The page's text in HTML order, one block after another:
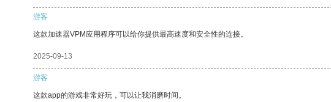
游客
这款加速器VPM应用程序可以给你提供最高速度和安全性的连接。
2025-09-13
游客
这款app的游戏非常好玩，可以让我消磨时间。